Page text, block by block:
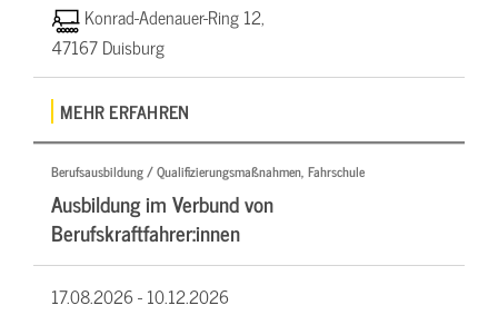
Konrad-Adenauer-Ring 12,
47167 Duisburg
MEHR ERFAHREN
Berufsausbildung / Qualifizierungsmaßnahmen, Fahrschule
Ausbildung im Verbund von
Berufskraftfahrer:innen
17.08.2026 -10.12.2026